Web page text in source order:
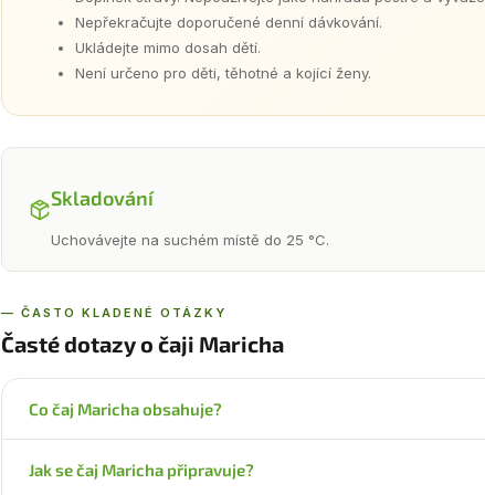
Nepřekračujte doporučené denní dávkování.
Ukládejte mimo dosah dětí.
Není určeno pro děti, těhotné a kojící ženy.
Skladování
Uchovávejte na suchém místě do 25 °C.
— ČASTO KLADENÉ OTÁZKY
Časté dotazy o čaji Maricha
Co čaj Maricha obsahuje?
ashwagandha a další. Obsah látek s fyziologickým účinkem v
Jak se čaj Maricha připravuje?